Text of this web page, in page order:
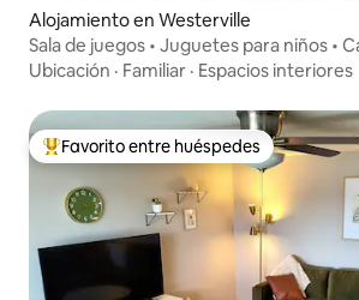
Alojamiento en Westerville
Sala de juegos • Juguetes para niños •
Barra de café
Ubicación · Familiar · Espacios interiores
Favorito entre huéspedes preferido
Favorito entre huéspedes